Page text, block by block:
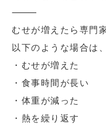
⸻
むせが増えたら専門
以下のような場合は
・むせが増えた
・食事時間が長い
・体重が減った
・熱を繰り返す